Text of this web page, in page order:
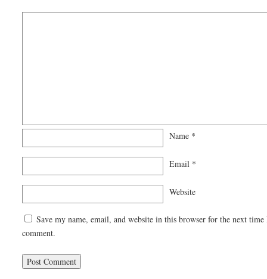
Name *
Email *
Website
Save my name, email, and website in this browser for the next
comment.